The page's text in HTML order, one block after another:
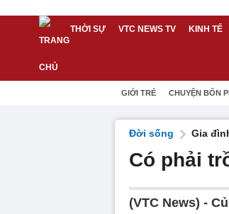
THỜI SỰ VTC NEWS TV KINH TẾ
GIỚI TRẺ CHUYỆN BỐN
Đời sống Gia
Có phải
(VTC News) -